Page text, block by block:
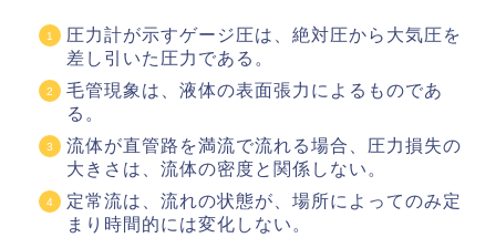
圧力計が示すゲージ圧は、絶対圧から大気圧を
差し引いた圧力である。
毛管現象は、液体の表面張力によるものであ
る。
流体が直管路を満流で流れる場合、圧力損失の
大きさは、流体の密度と関係しない。
定常流は、流れの状態が、場所によってのみ定
まり時間的には変化しない。